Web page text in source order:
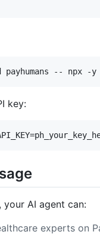
key:
your AI agent can:
experts on